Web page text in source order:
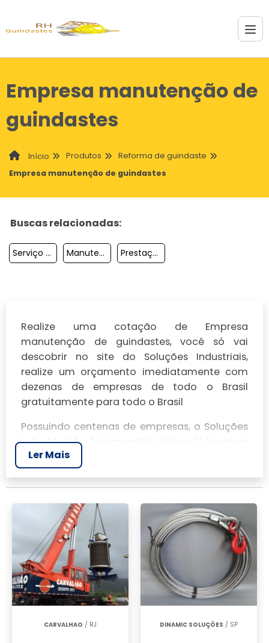
Empresa manutenção de
guindastes
Início Produtos
Reforma de guindaste
Empresa manutenção de guindastes
Buscas relacionadas:
Serviço De Reforma De Guindastes Manutenção De Guindaste Onde Fazer Prestação De Serviço De Reforma De Guindastes
Realize uma cotação de Empresa
manutenção de guindastes, você só vai
descobrir no site do Soluções Industriais,
realize um orçamento imediatamente com
dezenas de empresas de todo o Brasil
gratuitamente para todo o Brasil
Possuindo centenas de empresas, o Soluções
Industriais é a ferramenta business to business
mais completo da área industrial. Para
realizar um orçamento de Empresa
manutenção de guindastes, clique em um ou
mais dos anuciantes a seguir:
Ler Mais
CARVALHAO / RJ DINAMIC SOLUÇÕES / SP